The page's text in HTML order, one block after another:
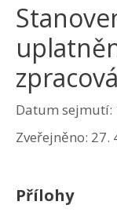
Datum sejmutí:
Zveřejněno: 27.
Přílohy